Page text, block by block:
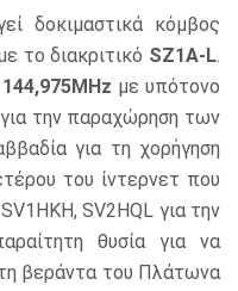
δοκιμαστικά κόμβος
το διακριτικό SZ1A-L.
144,975MHz με υπότονο
την παραχώρηση των
για τη χορήγηση
του ίντερνετ που
SV2HQL για την
θυσία για να
βεράντα του Πλάτωνα